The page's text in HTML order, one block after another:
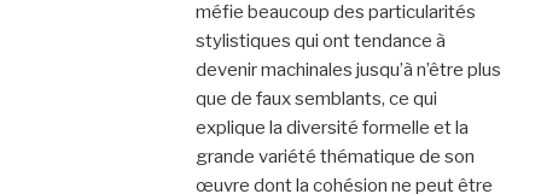
méfie beaucoup des particularités
stylistiques qui ont tendance à
devenir machinales jusqu’à n’être plus
que de faux semblants, ce qui
explique la diversité formelle et la
grande variété thématique de son
œuvre dont la cohésion ne peut être